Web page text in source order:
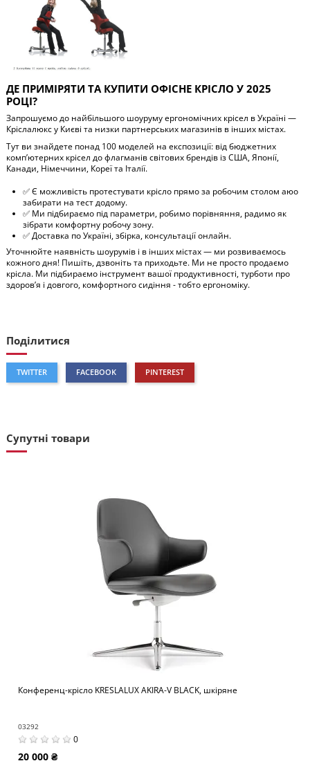
ДЕ ПРИМІРЯТИ ТА КУПИТИ ОФІСНЕ КРІСЛО У 2025
РОЦІ?
Запрошуємо до найбільшого шоуруму ергономічних крісел в Україні —
Кріслалюкс у Києві та низки партнерських магазинів в інших містах.
Тут ви знайдете понад 100 моделей на експозиції: від бюджетних
комп’ютерних крісел до флагманів світових брендів із США, Японії,
Канади, Німеччини, Кореї та Італії.
✅ Є можливість протестувати крісло прямо за робочим столом аюо
забирати на тест додому.
✅ Ми підбираємо під параметри, робимо порівняння, радимо як
зібрати комфортну робочу зону.
✅ Доставка по Україні, збірка, консультації онлайн.
Уточнюйте наявність шоурумів і в інших містах — ми розвиваємось
кожного дня! Пишіть, дзвоніть та приходьте. Ми не просто продаємо
крісла. Ми підбираємо інструмент вашої продуктивності, турботи про
здоров’я і довгого, комфортного сидіння - тобто ергономіку.
Поділитися
TWITTER FACEBOOK PINTEREST
Супутні товари
Конференц-крісло KRESLALUX AKIRA-V BLACK, шкіряне
03292
0
20 000 ₴